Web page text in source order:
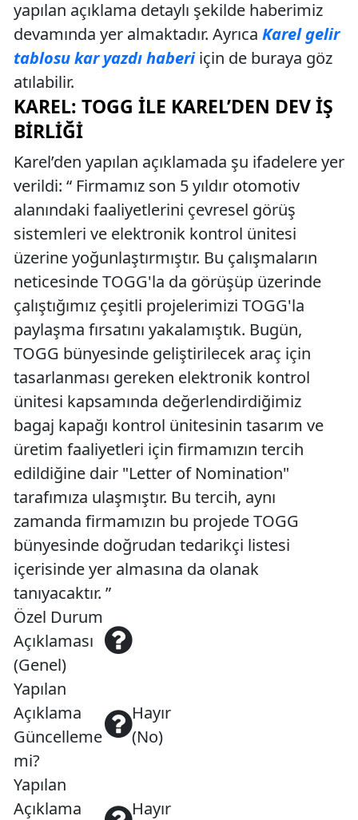
yapılan açıklama detaylı şekilde haberimiz
devamında yer almaktadır. Ayrıca Karel gelir
tablosu kar yazdı haberi için de buraya göz
atılabilir.
KAREL: TOGG ILE KAREL’DEN DEV İŞ
BIRLIĞI
Karel’den yapılan açıklamada şu ifadelere yer
verildi: “ Firmamız son 5 yıldır otomotiv
alanındaki faaliyetlerini çevresel görüş
sistemleri ve elektronik kontrol ünitesi
üzerine yoğunlaştırmıştır. Bu çalışmaların
neticesinde TOGG'la da görüşüp üzerinde
çalıştığımız çeşitli projelerimizi TOGG'la
paylaşma fırsatını yakalamıştık. Bugün,
TOGG bünyesinde geliştirilecek araç için
tasarlanması gereken elektronik kontrol
ünitesi kapsamında değerlendirdiğimiz
bagaj kapağı kontrol ünitesinin tasarım ve
üretim faaliyetleri için firmamızın tercih
edildiğine dair "Letter of Nomination"
tarafımıza ulaşmıştır. Bu tercih, aynı
zamanda firmamızın bu projede TOGG
bünyesinde doğrudan tedarikçi listesi
içerisinde yer almasına da olanak
tanıyacaktır. ”
Özel Durum
Açıklaması
(Genel)
Yapılan
Açıklama
Güncelleme
mi?
Hayır
(No)
Yapılan
Açıklama
Hayır